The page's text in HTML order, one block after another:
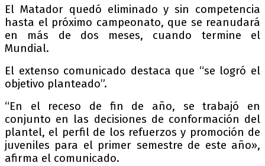
El Matador quedó eliminado y sin competencia
hasta el próximo campeonato, que se reanudará
en más de dos meses, cuando termine el
Mundial.
El extenso comunicado destaca que “se logró el
objetivo planteado”.
“En el receso de fin de año, se trabajó en
conjunto en las decisiones de conformación del
plantel, el perfil de los refuerzos y promoción de
juveniles para el primer semestre de este año»,
afirma el comunicado.